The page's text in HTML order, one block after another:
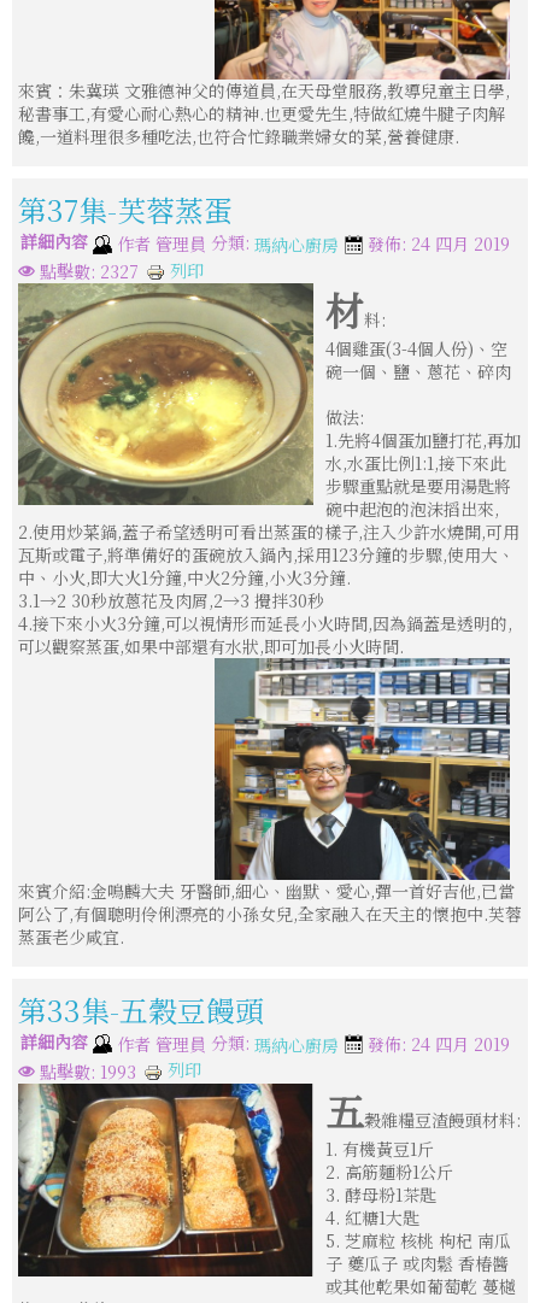
來賓：朱冀瑛 文雅德神父的傳道員,在天母堂服務,教導兒童主日學,
秘書事工,有愛心耐心熱心的精神.也更愛先生,特做紅燒牛腱子肉解
饞,一道料理很多種吃法,也符合忙錄職業婦女的菜,營養健康.
第37集-芙蓉蒸蛋
詳細內容 作者 管理員 分類: 瑪納心廚房
發佈: 24 四月 2019
點擊數: 2327
列印
材料:
4個雞蛋(3-4個人份)、空
碗一個、鹽、蔥花、碎肉
做法:
1.先將4個蛋加鹽打花,再加
水,水蛋比例1:1,接下來此
步驟重點就是要用湯匙將
碗中起泡的泡沫搯出來,
2.使用炒菜鍋,蓋子希望透明可看出蒸蛋的樣子,注入少許水燒開,可用
瓦斯或電子,將準備好的蛋碗放入鍋內,採用123分鐘的步驟,使用大、
中、小火,即大火1分鐘,中火2分鐘,小火3分鐘.
3.1→2 30秒放蔥花及肉屑,2→3 攪拌30秒
4.接下來小火3分鐘,可以視情形而延長小火時間,因為鍋蓋是透明的,
可以觀察蒸蛋,如果中部還有水狀,即可加長小火時間.
來賓介紹:金鳴麟大夫 牙醫師,細心、幽默、愛心,彈一首好吉他,已當
阿公了,有個聰明伶俐漂亮的小孫女兒,全家融入在天主的懷抱中.芙蓉
蒸蛋老少咸宜.
第33集-五穀豆饅頭
詳細內容 作者 管理員 分類: 瑪納心廚房
發佈: 24 四月 2019
點擊數: 1993
列印
五穀雜糧豆渣饅頭材料:
1. 有機黃豆1斤
2. 高筋麵粉1公斤
3. 酵母粉1茶匙
4. 紅糖1大匙
5. 芝麻粒 核桃 枸杞 南瓜
子 夔瓜子 或肉鬆 香椿醬
或其他乾果如葡萄乾 蔓樾